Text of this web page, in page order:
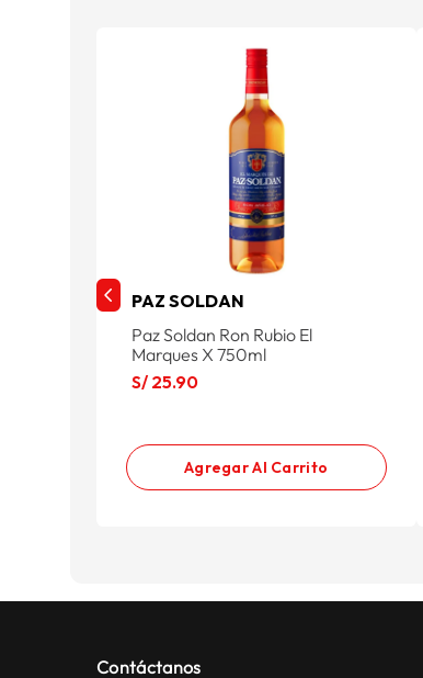
PAZ SOLDAN
Paz Soldan Ron Rubio El
Marques X 750ml
S/ 25.90
Agregar Al Carrito
Contáctanos